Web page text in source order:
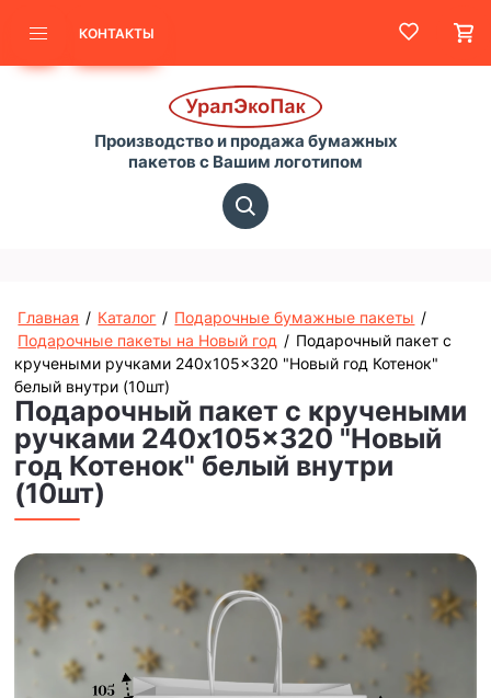
КОНТАКТЫ
Производство и продажа бумажных
пакетов с Вашим логотипом
Главная / Каталог / Подарочные бумажные пакеты /
Подарочные пакеты на Новый год / Подарочный пакет с
кручеными ручками 240x105x320 "Новый год Котенок"
белый внутри (10шт)
Подарочный пакет с кручеными
ручками 240x105x320 "Новый
год Котенок" белый внутри
(10шт)